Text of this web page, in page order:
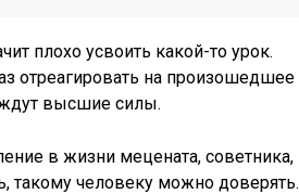
плохо усвоить какой-то урок.
отреагировать на произошедшее
высшие силы.
в жизни мецената, советника,
такому человеку можно доверять.